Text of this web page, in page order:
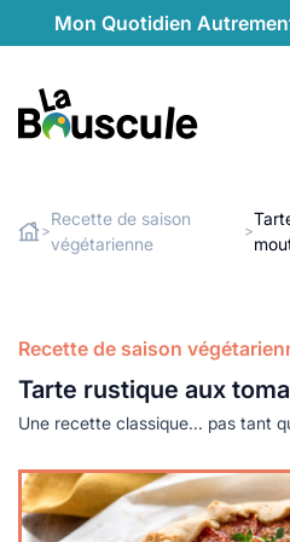
Mon Quotidien
au naturel
végétariennes
locales
plus de recyclage
beauté naturelle
naturel
de recyclage
témoignages
saison
responsables
Rechercher
>
Recette de saison
végétarienne
>
Recette de saison
Tarte rustique aux
Une recette classique... pas tant